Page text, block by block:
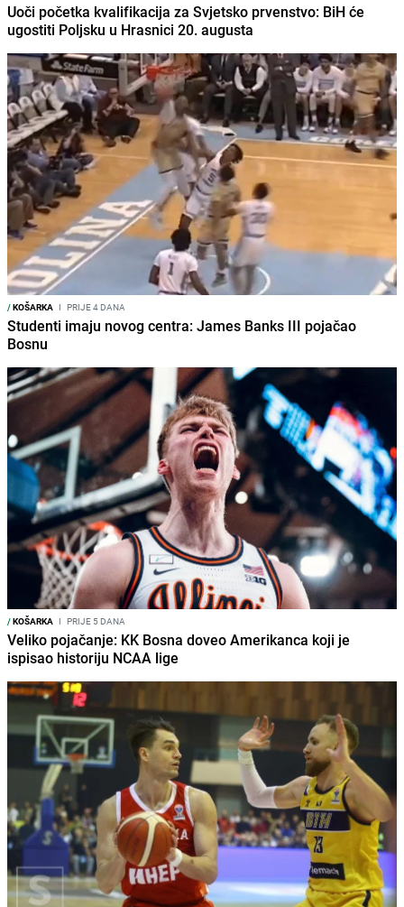
Uoči početka kvalifikacija za Svjetsko prvenstvo: BiH će
ugostiti Poljsku u Hrasnici 20. augusta
/KOŠARKA I PRIJE 4 DANA
Studenti imaju novog centra: James Banks III pojačao
Bosnu
/KOŠARKA I PRIJE 5 DANA
Veliko pojačanje: KK Bosna doveo Amerikanca koji je
ispisao historiju NCAA lige